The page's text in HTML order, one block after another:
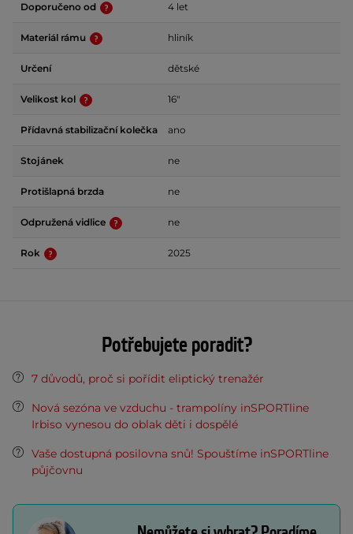
Doporučeno od 4 let
Materiál rámu hliník
Určení dětské
Velikost kol 16"
Přídavná stabilizační kolečka ano
Stojánek ne
Protišlapná brzda ne
Odpružená vidlice ne
Rok 2025
Potřebujete poradit?
7 důvodů, proč si pořídit eliptický trenažér
Nová sezóna ve vzduchu - trampolíny inSPORTline
Irbiso vynesou do oblak děti i dospělé
Vaše dostupná posilovna snů! Spouštíme inSPORTline
půjčovnu